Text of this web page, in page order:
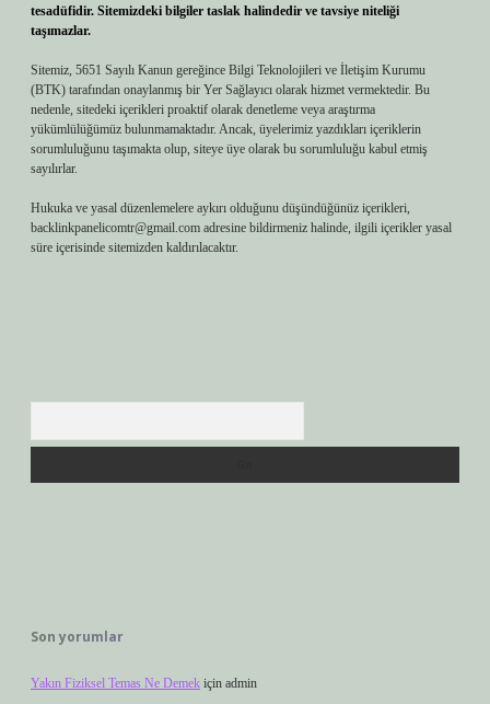
tesadüfidir. Sitemizdeki bilgiler taslak halindedir ve tavsiye niteliği
taşımazlar.
Sitemiz, 5651 Sayılı Kanun gereğince Bilgi Teknolojileri ve İletişim Kurumu
(BTK) tarafından onaylanmış bir Yer Sağlayıcı olarak hizmet vermektedir. Bu
nedenle, sitedeki içerikleri proaktif olarak denetleme veya araştırma
yükümlülüğümüz bulunmamaktadır. Ancak, üyelerimiz yazdıkları içeriklerin
sorumluluğunu taşımakta olup, siteye üye olarak bu sorumluluğu kabul etmiş
sayılırlar.
Hukuka ve yasal düzenlemelere aykırı olduğunu düşündüğünüz içerikleri,
backlinkpanelicomtr@gmail.com adresine bildirmeniz halinde, ilgili içerikler yasal
süre içerisinde sitemizden kaldırılacaktır.
Son yorumlar
Yakın Fiziksel Temas Ne Demek için admin